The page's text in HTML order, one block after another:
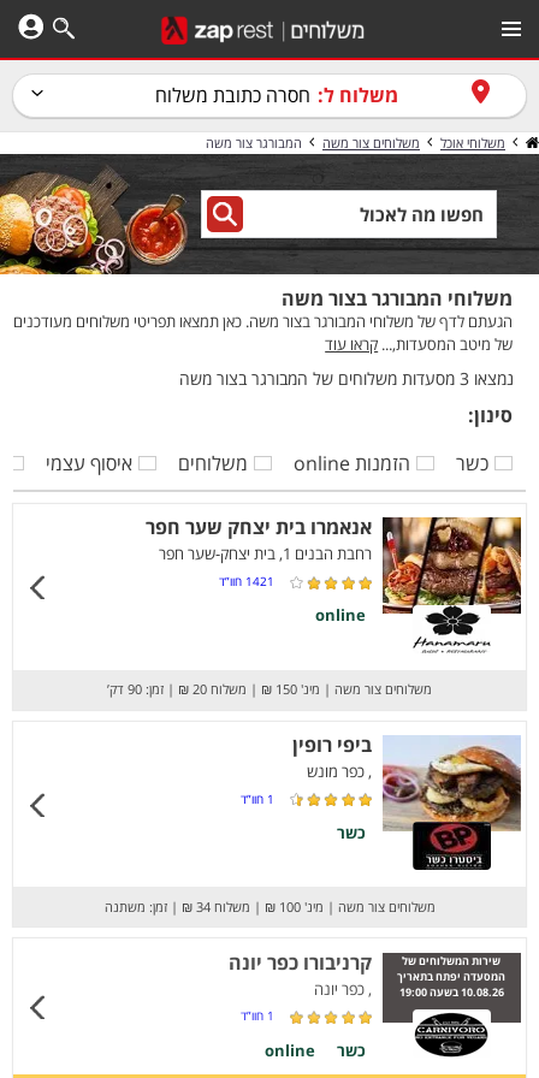
משלוח ל: חסרה כתובת משלוח
משלוחי אוכל משלוחים צור משה המבורגר צור משה
משלוחי המבורגר בצור משה
הגעתם לדף של משלוחי המבורגר בצור משה. כאן תמצאו תפריטי משלוחים מעודכנים
של מיטב המסעדות,... קראו עוד
נמצאו 3 מסעדות משלוחים של המבורגר בצור משה
סינון:
כשר
הזמנות online משלוחים איסוף עצמי
אנאמרו בית יצחק שער חפר
רחבת הבנים 1, בית יצחק-שער חפר
1421 חוו”ד
online
משלוחים צור משה | מינ' 150 ₪ | משלוח 20 ₪ | זמן: 90 דק’
ביפי רופין
, כפר מונש
1 חוו”ד
כשר
משלוחים צור משה | מינ' 100 ₪ | משלוח 34 ₪ | זמן: משתנה
שירות המשלוחים של
המסעדה יפתח בתאריך
10.08.26 בשעה 19:00
קרניבורו כפר יונה
, כפר יונה
1 חוו”ד
כשר online